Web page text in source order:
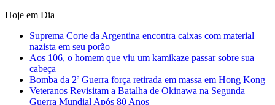
Hoje em Dia
Suprema Corte da Argentina encontra caixas com material
nazista em seu porão
Aos 106, o homem que viu um kamikaze passar sobre sua
cabeça
Bomba da 2ª Guerra força retirada em massa em Hong Kong
Veteranos Revisitam a Batalha de Okinawa na Segunda
Guerra Mundial Após 80 Anos